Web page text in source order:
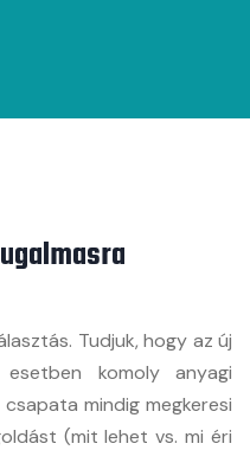
Tudjuk, hogy az új
komoly anyagi
mindig megkeresi
(mit lehet vs. mi éri